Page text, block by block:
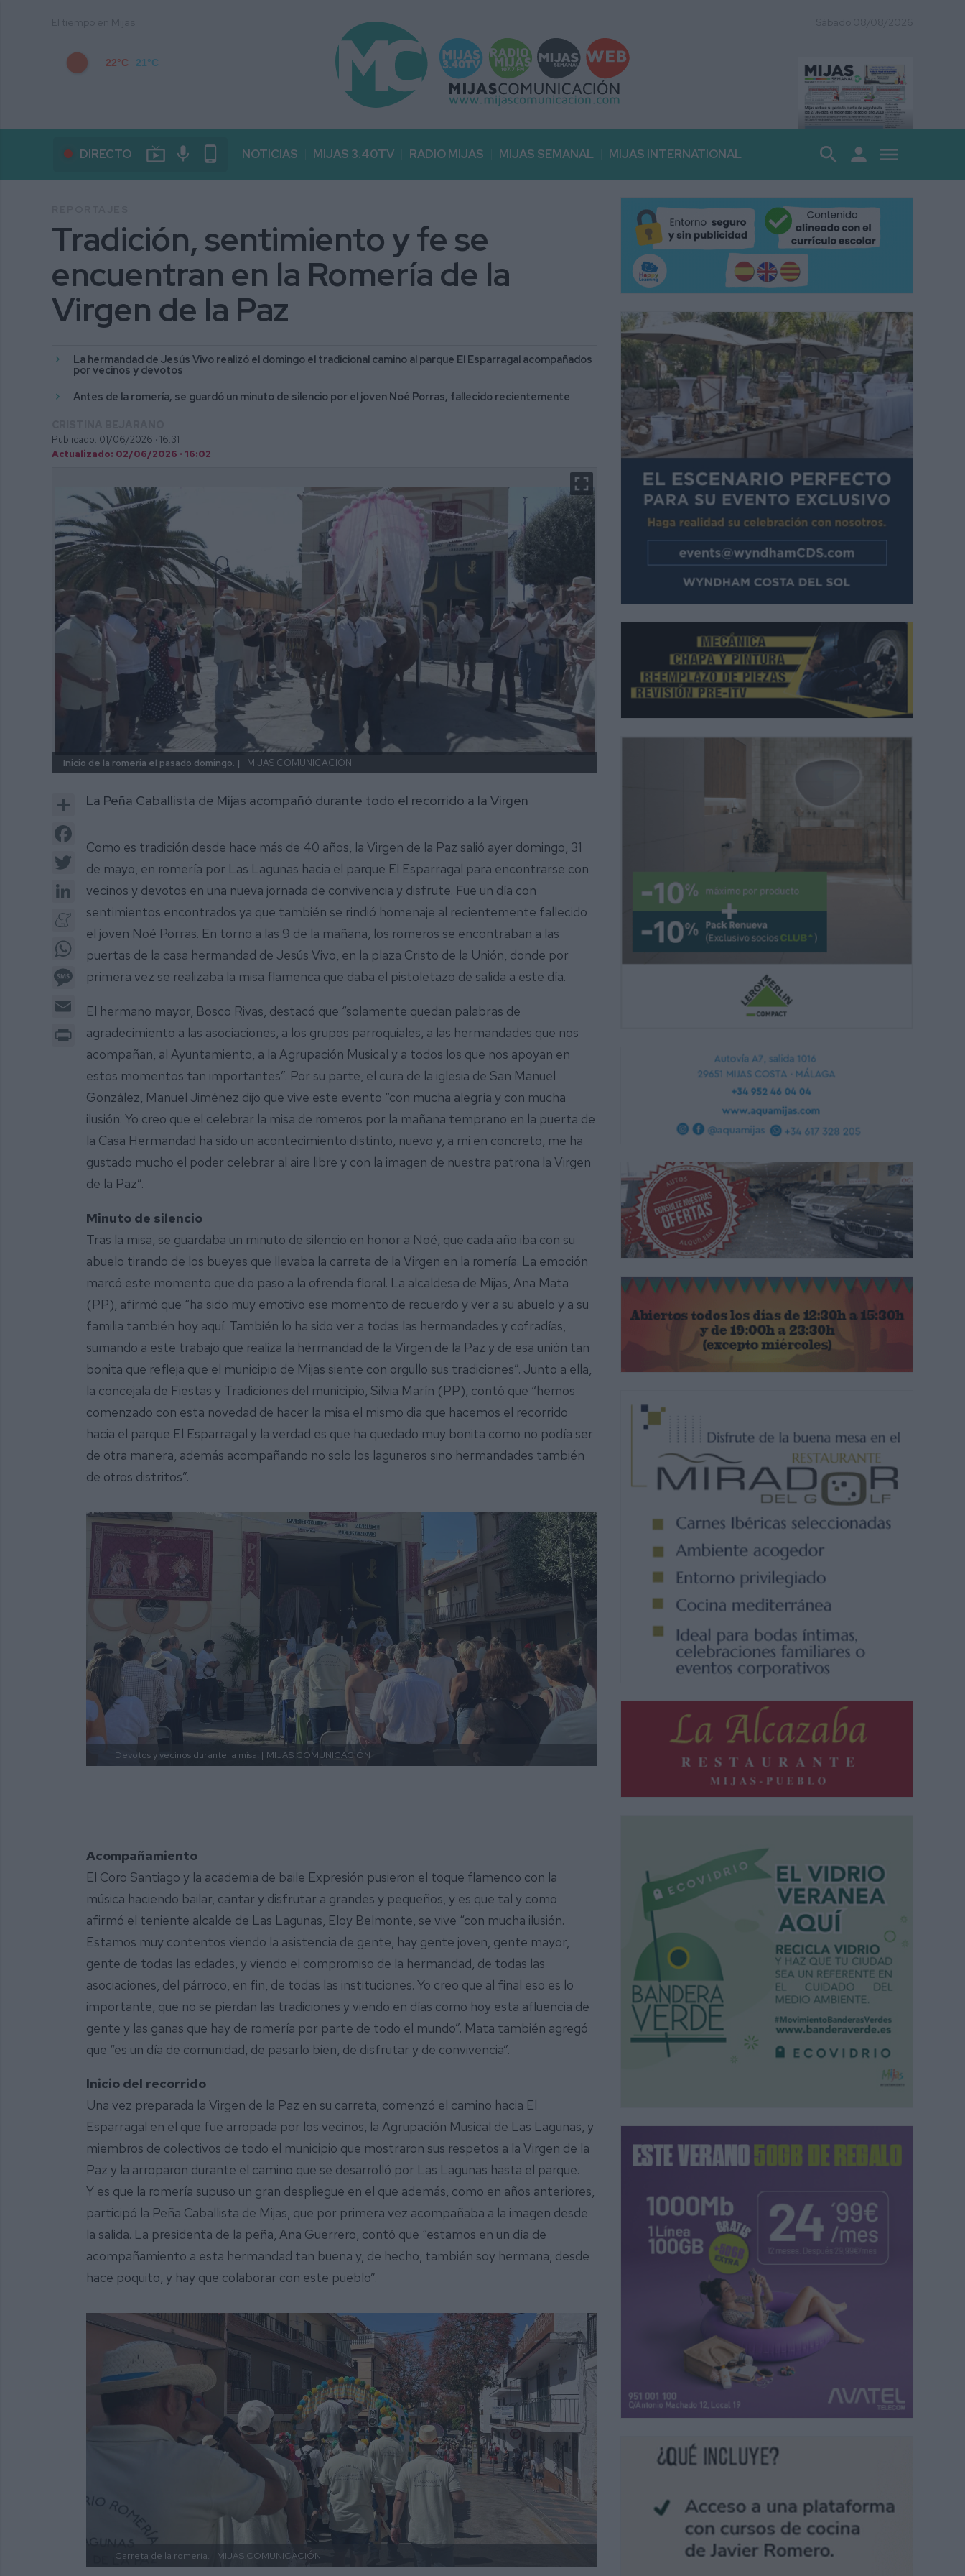
22°C 21°C
DIRECTO live_tv mic phone_android NOTICIAS MIJAS 3.40TV RADIO MIJAS MIJAS SEMANAL MIJAS INTERNATIONAL search person menu
Tradición, sentimiento y fe se
encuentran en la Romería de la
Virgen de la Paz
La hermandad de Jesús Vivo realizó el domingo el tradicional camino al parque El Esparragal acompañados
por vecinos y devotos
Antes de la romería, se guardó un minuto de silencio por el joven Noé Porras, fallecido recientemente
Publicado: 01/06/2026 · 16:31
Actualizado: 02/06/2026 · 16:02
Inicio de la romeria el pasado domingo. | MIJAS COMUNICACIÓN MIJAS COMUNICACIÓN
Share
Twitter
LinkedIn
Meneame
WhatsApp
Message
Print
La Peña Caballista de Mijas acompañó durante todo el recorrido a la Virgen
Como es tradición desde hace más de 40 años, la Virgen de la Paz salió ayer domingo, 31
de mayo, en romería por Las Lagunas hacia el parque El Esparragal para encontrarse con
vecinos y devotos en una nueva jornada de convivencia y disfrute. Fue un día con
sentimientos encontrados ya que también se rindió homenaje al recientemente fallecido
el joven Noé Porras. En torno a las 9 de la mañana, los romeros se encontraban a las
puertas de la casa hermandad de Jesús Vivo, en la plaza Cristo de la Unión, donde por
primera vez se realizaba la misa flamenca que daba el pistoletazo de salida a este día.
El hermano mayor, Bosco Rivas, destacó que “solamente quedan palabras de
agradecimiento a las asociaciones, a los grupos parroquiales, a las hermandades que nos
acompañan, al Ayuntamiento, a la Agrupación Musical y a todos los que nos apoyan en
estos momentos tan importantes”. Por su parte, el cura de la iglesia de San Manuel
González, Manuel Jiménez dijo que vive este evento “con mucha alegría y con mucha
ilusión. Yo creo que el celebrar la misa de romeros por la mañana temprano en la puerta de
la Casa Hermandad ha sido un acontecimiento distinto, nuevo y, a mi en concreto, me ha
gustado mucho el poder celebrar al aire libre y con la imagen de nuestra patrona la Virgen
de la Paz”.
Minuto de silencio
Tras la misa, se guardaba un minuto de silencio en honor a Noé, que cada año iba con su
abuelo tirando de los bueyes que llevaba la carreta de la Virgen en la romería. La emoción
marcó este momento que dio paso a la ofrenda floral. La alcaldesa de Mijas, Ana Mata
(PP), afirmó que “ha sido muy emotivo ese momento de recuerdo y ver a su abuelo y a su
familia también hoy aquí. También lo ha sido ver a todas las hermandades y cofradías,
sumando a este trabajo que realiza la hermandad de la Virgen de la Paz y de esa unión tan
bonita que refleja que el municipio de Mijas siente con orgullo sus tradiciones”. Junto a ella,
la concejala de Fiestas y Tradiciones del municipio, Silvia Marín (PP), contó que “hemos
comenzado con esta novedad de hacer la misa el mismo dia que hacemos el recorrido
hacia el parque El Esparragal y la verdad es que ha quedado muy bonita como no podía ser
de otra manera, además acompañando no solo los laguneros sino hermandades también
de otros distritos”.
Devotos y vecinos durante la misa. | MIJAS COMUNICACIÓN
Acompañamiento
El Coro Santiago y la academia de baile Expresión pusieron el toque flamenco con la
música haciendo bailar, cantar y disfrutar a grandes y pequeños, y es que tal y como
afirmó el teniente alcalde de Las Lagunas, Eloy Belmonte, se vive “con mucha ilusión.
Estamos muy contentos viendo la asistencia de gente, hay gente joven, gente mayor,
gente de todas las edades, y viendo el compromiso de la hermandad, de todas las
asociaciones, del párroco, en fin, de todas las instituciones. Yo creo que al final eso es lo
importante, que no se pierdan las tradiciones y viendo en días como hoy esta afluencia de
gente y las ganas que hay de romería por parte de todo el mundo”. Mata también agregó
que “es un día de comunidad, de pasarlo bien, de disfrutar y de convivencia”.
Inicio del recorrido
Una vez preparada la Virgen de la Paz en su carreta, comenzó el camino hacia El
Esparragal en el que fue arropada por los vecinos, la Agrupación Musical de Las Lagunas, y
miembros de colectivos de todo el municipio que mostraron sus respetos a la Virgen de la
Paz y la arroparon durante el camino que se desarrolló por Las Lagunas hasta el parque.
Y es que la romería supuso un gran despliegue en el que además, como en años anteriores,
participó la Peña Caballista de Mijas, que por primera vez acompañaba a la imagen desde
la salida. La presidenta de la peña, Ana Guerrero, contó que “estamos en un día de
acompañamiento a esta hermandad tan buena y, de hecho, también soy hermana, desde
hace poquito, y hay que colaborar con este pueblo”.
Carreta de la romería. | MIJAS COMUNICACIÓN